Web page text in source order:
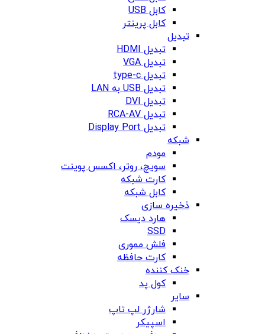
کابل USB
کابل پرینتر
تبدیل
تبدیل HDMI
تبدیل VGA
تبدیل type-c
تبدیل USB به LAN
تبدیل DVI
تبدیل RCA-AV
تبدیل Display Port
شبکه
مودم
سویچ، روتر، اکسس پوینت
کارت شبکه
کابل شبکه
ذخیره سازی
هارد دیسک
SSD
فلش مموری
کارت حافظه
خنک کننده
کول پد
سایر
شارژر لپ تاپ
اسپیکر